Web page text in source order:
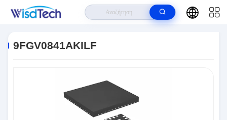
9FGV0841AKILF